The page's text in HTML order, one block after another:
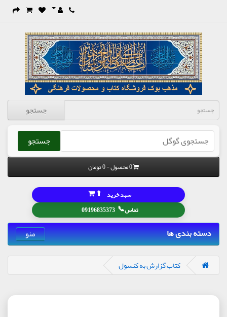
جستجو
جستجو
0 محصول - 0 تومان
تماس📞
09196835373
سبد خرید ⬆
دسته بندی ها منو
کتاب گزارش به کنسول